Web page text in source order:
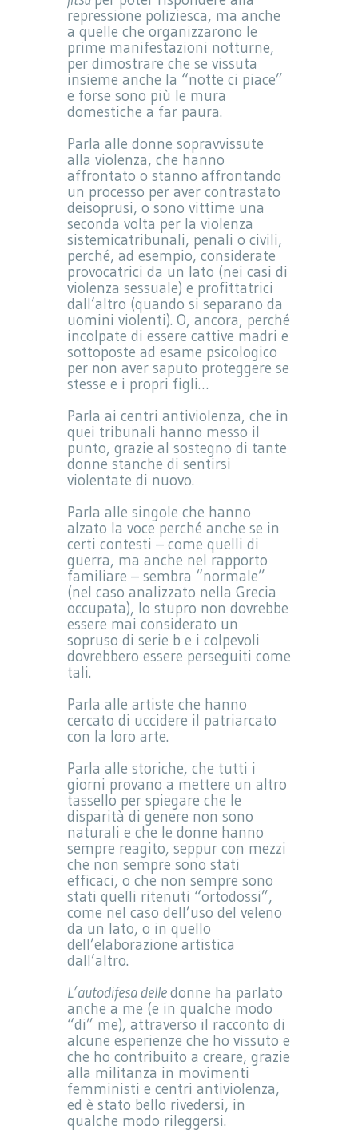
repressione poliziesca, ma anche
a quelle che organizzarono le
prime manifestazioni notturne,
per dimostrare che se vissuta
insieme anche la “notte ci piace”
e forse sono più le mura
domestiche a far paura.
Parla alle donne sopravvissute
alla violenza, che hanno
affrontato o stanno affrontando
un processo per aver contrastato
deisoprusi, o sono vittime una
seconda volta per la violenza
sistemicatribunali, penali o civili,
perché, ad esempio, considerate
provocatrici da un lato (nei casi di
violenza sessuale) e profittatrici
dall’altro (quando si separano da
uomini violenti). O, ancora, perché
incolpate di essere cattive madri e
sottoposte ad esame psicologico
per non aver saputo proteggere se
stesse e i propri figli…
Parla ai centri antiviolenza, che in
quei tribunali hanno messo il
punto, grazie al sostegno di tante
donne stanche di sentirsi
violentate di nuovo.
Parla alle singole che hanno
alzato la voce perché anche se in
certi contesti – come quelli di
guerra, ma anche nel rapporto
familiare – sembra “normale”
(nel caso analizzato nella Grecia
occupata), lo stupro non dovrebbe
essere mai considerato un
sopruso di serie b e i colpevoli
dovrebbero essere perseguiti come
tali.
Parla alle artiste che hanno
cercato di uccidere il patriarcato
con la loro arte.
Parla alle storiche, che tutti i
giorni provano a mettere un altro
tassello per spiegare che le
disparità di genere non sono
naturali e che le donne hanno
sempre reagito, seppur con mezzi
che non sempre sono stati
efficaci, o che non sempre sono
stati quelli ritenuti “ortodossi”,
come nel caso dell’uso del veleno
da un lato, o in quello
dell’elaborazione artistica
dall’altro.
L’autodifesa delledonne ha parlato
anche a me (e in qualche modo
“di” me), attraverso il racconto di
alcune esperienze che ho vissuto e
che ho contribuito a creare, grazie
alla militanza in movimenti
femministi e centri antiviolenza,
ed è stato bello rivedersi, in
qualche modo rileggersi.